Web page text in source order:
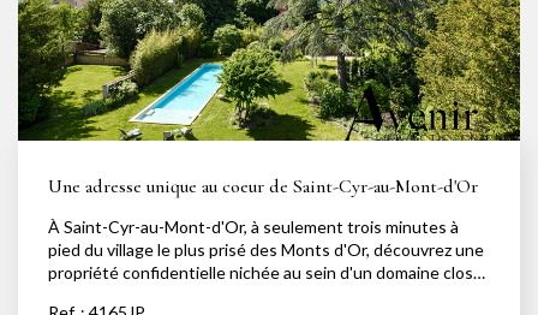
atelier, d'un pigeonnier et d'un terrain de pétanque.
Équipements : Climatisation réversible Chauffage au sol
dans toute la maison Système de sécurité dernière
génération Domotique avancée Pour plus d'informations,
contactez Angélique au 06.63.94.61.61.
Une adresse unique au coeur de Saint-Cyr-au-Mont-d'Or
À Saint-Cyr-au-Mont-d'Or, à seulement trois minutes à
pied du village le plus prisé des Monts d'Or, découvrez une
propriété confidentielle nichée au sein d'un domaine clos